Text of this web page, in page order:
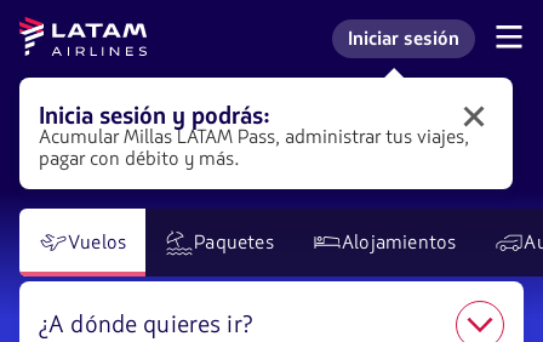
Saltar
menú.
Saltar al
contenido
principal.
Saltar a
la caja
compra
Navegación
secciones
usuario.
Latam
Airlines
Ingresar a mi cuenta
Iniciar sesión
Inicia
sesión
en
LATAM
para
obtener
distintos
beneficios.
Inicia sesión y podrás:
Acumular Millas LATAM Pass, administrar tus viajes,
pagar con débito y más.
Vuelos Paquetes Alojamientos
¿A dónde quieres ir?